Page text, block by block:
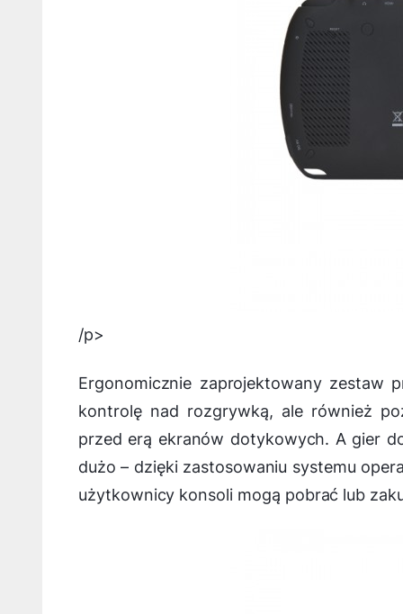
/p>
Ergonomicznie zaprojektowany zestaw
kontrolę nad rozgrywką, ale również
przed erą ekranów dotykowych. A gier
dużo – dzięki zastosowaniu systemu
użytkownicy konsoli mogą pobrać lub